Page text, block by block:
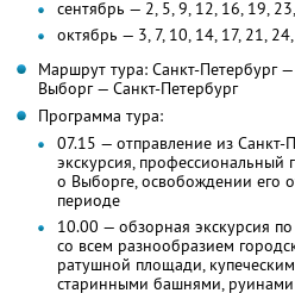
сентябрь — 2, 5, 9, 12, 16, 19,
октябрь — 3, 7, 10, 14, 17, 21,
Маршрут тура: Санкт-Петербург
Выборг — Санкт-Петербург
Программа тура:
07.15 — отправление из Санкт-
экскурсия, профессиональный
о Выборге, освобождении его
периоде
10.00 — обзорная экскурсия
со всем разнообразием
ратушной площади,
старинными башнями,